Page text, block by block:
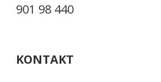
901 98 440
KONTAKT